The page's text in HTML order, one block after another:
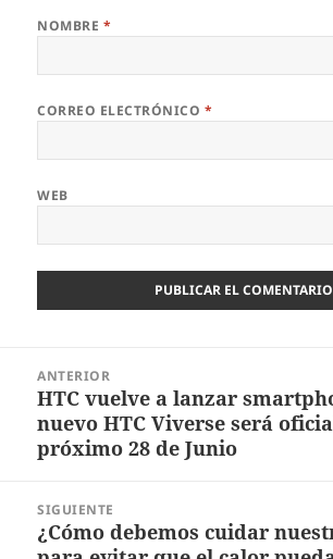
NOMBRE *
CORREO ELECTRÓNICO *
WEB
entradas
ANTERIOR
Entrada
anterior:
HTC vuelve a lanzar
nuevo HTC Viverse será
próximo 28 de Junio
SIGUIENTE
Entrada
¿Cómo debemos cuidar